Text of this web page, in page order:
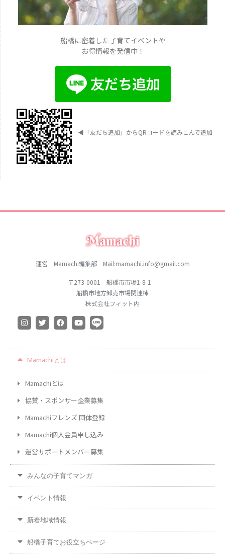
船橋に密着した子育てイベントや
お得情報を発信中！
◀︎ 「友だち追加」からQRコードを読みこんで追加
運営 Mamachi編集部 Mail:mamachi.info@gmail.com
〒273-0001 船橋市市場1-8-1
船橋市地方卸売市場関連棟
株式会社フィット内
Mamachiとは
Mamachiとは
協賛・スポンサー企業募集
Mamachiフレンズ 団体登録
Mamachi個人会員申し込み
運営サポートメンバー募集
みんなの子育てマンガ
イベント情報
新着地域情報
船橋子育てお役立ちページ